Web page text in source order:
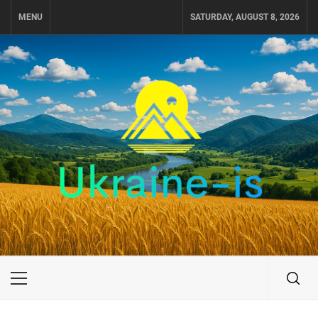
MENU SATURDAY, AUGUST 8, 2026
UKRAINE-IS
ПУТЕШЕСТВИЕ ПО УКРАИНЕ
Primary